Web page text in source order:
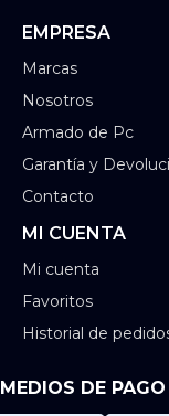
EMPRESA
Marcas
Nosotros
Armado de Pc
Garantía y
Contacto
MI CUENTA
Mi cuenta
Favoritos
Historial de
MEDIOS DE PAGO